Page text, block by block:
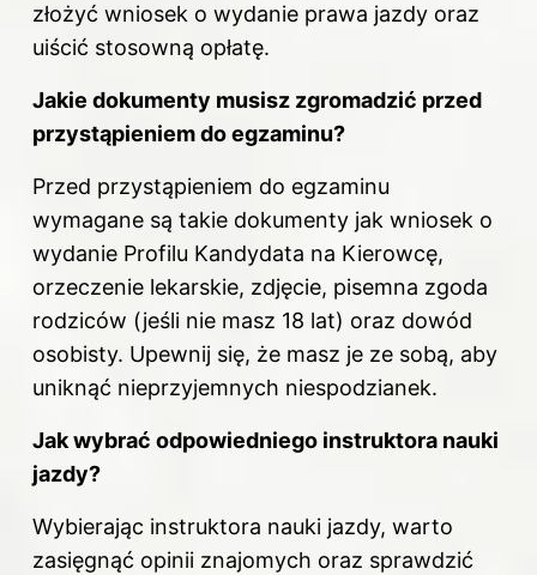
złożyć wniosek o wydanie prawa jazdy oraz
uiścić stosowną opłatę.
Jakie dokumenty musisz zgromadzić przed
przystąpieniem do egzaminu?
Przed przystąpieniem do egzaminu
wymagane są takie dokumenty jak wniosek o
wydanie Profilu Kandydata na Kierowcę,
orzeczenie lekarskie, zdjęcie, pisemna zgoda
rodziców (jeśli nie masz 18 lat) oraz dowód
osobisty. Upewnij się, że masz je ze sobą, aby
uniknąć nieprzyjemnych niespodzianek.
Jak wybrać odpowiedniego instruktora nauki
jazdy?
Wybierając instruktora nauki jazdy, warto
zasięgnąć opinii znajomych oraz sprawdzić